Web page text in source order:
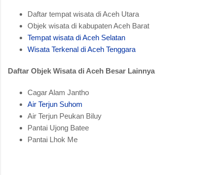
Daftar tempat wisata di Aceh Utara
Objek wisata di kabupaten Aceh Barat
Tempat wisata di Aceh Selatan
Wisata Terkenal di Aceh Tenggara
Daftar Objek Wisata di Aceh Besar Lainnya
Cagar Alam Jantho
Air Terjun Suhom
Air Terjun Peukan Biluy
Pantai Ujong Batee
Pantai Lhok Me